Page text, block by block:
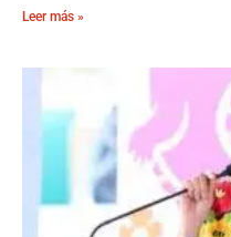
Leer más »